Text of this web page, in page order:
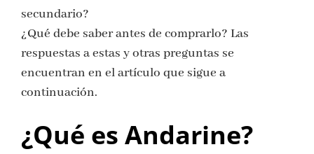
secundario?
¿Qué debe saber antes de comprarlo? Las
respuestas a estas y otras preguntas se
encuentran en el artículo que sigue a
continuación.
¿Qué es Andarine?